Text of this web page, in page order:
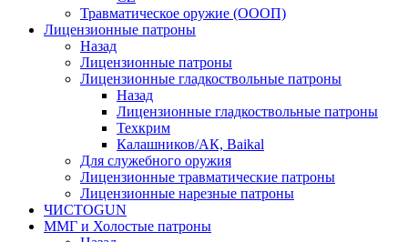
Травматическое оружие (ОООП)
Лицензионные патроны
Назад
Лицензионные патроны
Лицензионные гладкоствольные патроны
Назад
Лицензионные гладкоствольные патроны
Техкрим
Калашников/АК, Baikal
Для служебного оружия
Лицензионные травматические патроны
Лицензионные нарезные патроны
ЧИСТОGUN
ММГ и Холостые патроны